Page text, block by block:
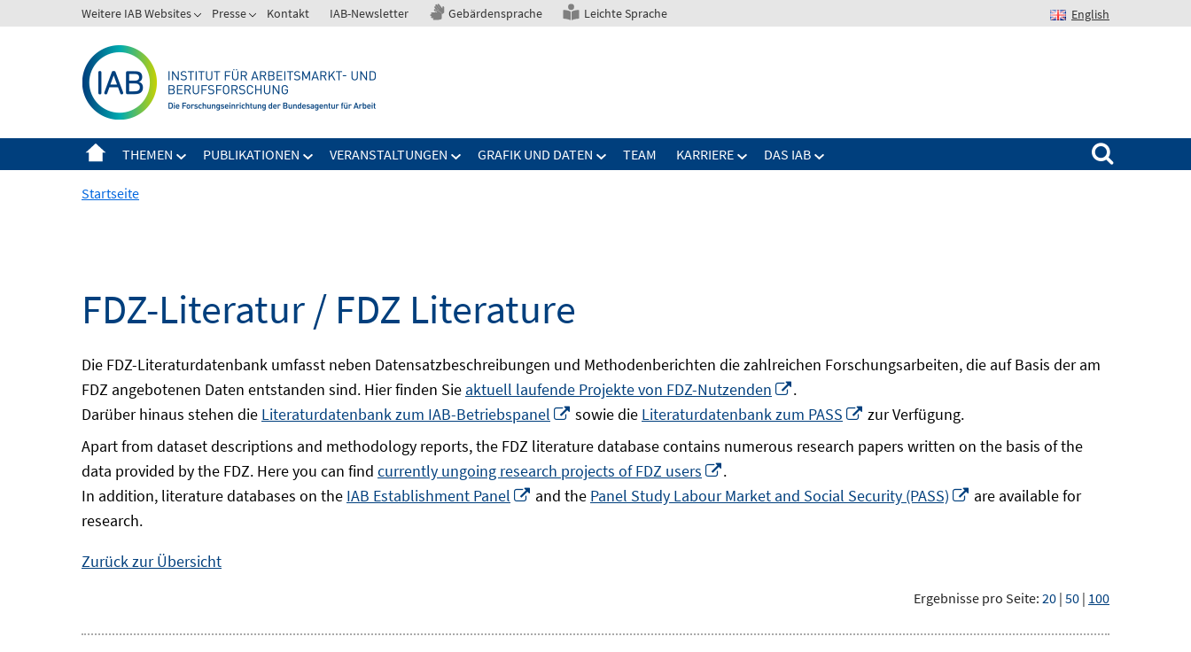
zum
Weitere IAB Websites Presse Kontakt IAB-Newsletter Gebärdensprache Leichte Sprache English
THEMEN PUBLIKATIONEN VERANSTALTUNGEN GRAFIK UND DATEN TEAM KARRIERE DAS IAB
Suchen nach:
Startseite
FDZ-Literatur / FDZ Literature
Die FDZ-Literaturdatenbank umfasst neben Datensatzbeschreibungen und Methodenberichten die zahlreichen Forschungsarbeiten, die auf Basis der am
FDZ angebotenen Daten entstanden sind. Hier finden Sie aktuell laufende Projekte von FDZ-Nutzenden
In
neuem
.
Darüber hinaus stehen die Literaturdatenbank zum IAB-Betriebspanel
In
neuem
Fenster
öffnen
sowie die Literaturdatenbank zum PASS
In
öffnen
zur Verfügung.
Apart from dataset descriptions and methodology reports, the FDZ literature database contains numerous research papers written on the basis of the
data provided by the FDZ. Here you can find currently ungoing research projects of FDZ users
In
neuem
.
In addition, literature databases on the IAB Establishment Panel
In
and the Panel Study Labour Market and Social Security (PASS)
In
are available for
research.
Zurück zur Übersicht
Ergebnisse pro Seite: 20 | 50 | 100